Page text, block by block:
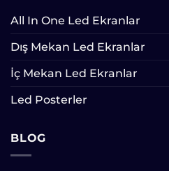
All In One Led Ekranlar
Dış Mekan Led Ekranlar
İç Mekan Led Ekranlar
Led Posterler
BLOG